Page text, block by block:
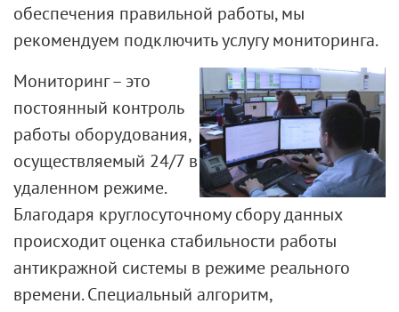
обеспечения правильной работы, мы
рекомендуем подключить услугу мониторинга.
Мониторинг – это
постоянный контроль
работы оборудования,
осуществляемый 24/7 в
удаленном режиме.
Благодаря круглосуточному сбору данных
происходит оценка стабильности работы
антикражной системы в режиме реального
времени. Специальный алгоритм,